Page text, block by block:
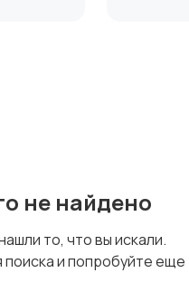
не найдено
то, что вы искали.
и попробуйте еще